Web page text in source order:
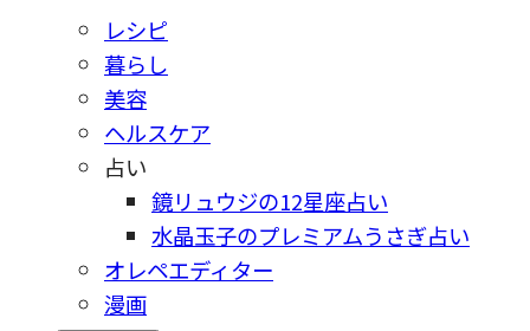
レシピ
暮らし
美容
ヘルスケア
占い
鏡リュウジの12星座占い
水晶玉子のプレミアムうさぎ占い
オレペエディター
漫画